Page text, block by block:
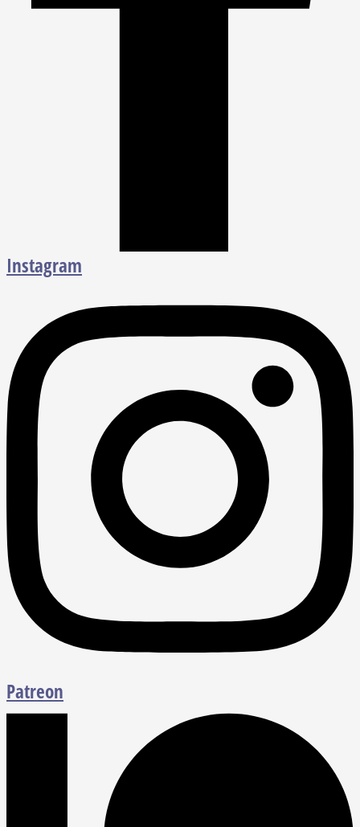
Instagram
Patreon